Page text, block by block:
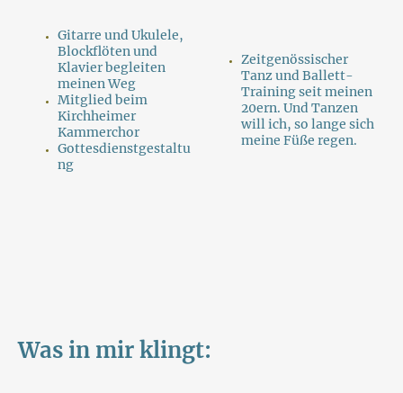
Gitarre und Ukulele,
Blockflöten und
Klavier begleiten
meinen Weg
Mitglied beim
Kirchheimer
Kammerchor
Gottesdienstgestaltu
ng
Zeitgenössischer
Tanz und Ballett-
Training seit meinen
20ern. Und Tanzen
will ich, so lange sich
meine Füße regen.
Was in mir klingt: